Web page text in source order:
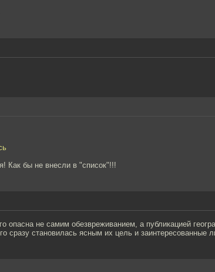
Как бы не внесли в "список"!!!
опасна не самим обезвреживанием, а публикацией
сразу становилась ясным их цель и заинтересованные